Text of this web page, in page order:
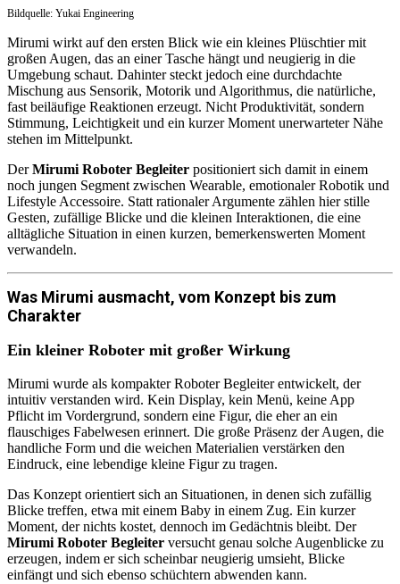
Bildquelle: Yukai Engineering
Mirumi wirkt auf den ersten Blick wie ein kleines Plüschtier mit
großen Augen, das an einer Tasche hängt und neugierig in die
Umgebung schaut. Dahinter steckt jedoch eine durchdachte
Mischung aus Sensorik, Motorik und Algorithmus, die natürliche,
fast beiläufige Reaktionen erzeugt. Nicht Produktivität, sondern
Stimmung, Leichtigkeit und ein kurzer Moment unerwarteter Nähe
stehen im Mittelpunkt.
DerMirumi Roboter Begleiter positioniert sich damit in einem
noch jungen Segment zwischen Wearable, emotionaler Robotik und
Lifestyle Accessoire. Statt rationaler Argumente zählen hier stille
Gesten, zufällige Blicke und die kleinen Interaktionen, die eine
alltägliche Situation in einen kurzen, bemerkenswerten Moment
verwandeln.
Was Mirumi ausmacht, vom Konzept bis zum
Charakter
Ein kleiner Roboter mit großer Wirkung
Mirumi wurde als kompakter Roboter Begleiter entwickelt, der
intuitiv verstanden wird. Kein Display, kein Menü, keine App
Pflicht im Vordergrund, sondern eine Figur, die eher an ein
flauschiges Fabelwesen erinnert. Die große Präsenz der Augen, die
handliche Form und die weichen Materialien verstärken den
Eindruck, eine lebendige kleine Figur zu tragen.
Das Konzept orientiert sich an Situationen, in denen sich zufällig
Blicke treffen, etwa mit einem Baby in einem Zug. Ein kurzer
Moment, der nichts kostet, dennoch im Gedächtnis bleibt. Der
Mirumi Roboter Begleiter versucht genau solche Augenblicke zu
erzeugen, indem er sich scheinbar neugierig umsieht, Blicke
einfängt und sich ebenso schüchtern abwenden kann.